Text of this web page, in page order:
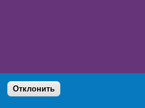
Отклонить